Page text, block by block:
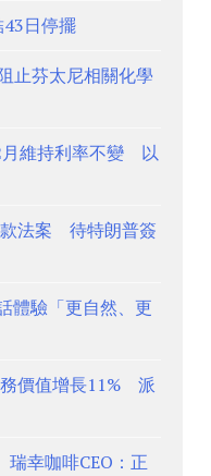
日停擺
止芬太尼相關化學
月維持利率不變 以
法案 待特朗普簽
體驗「更自然、更
價值增長11% 派
幸咖啡CEO：正